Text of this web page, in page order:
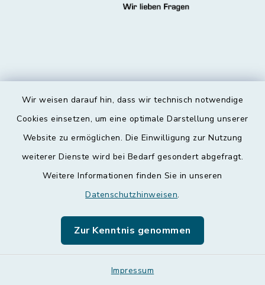
Wir weisen darauf hin, dass wir technisch notwendige
Cookies einsetzen, um eine optimale Darstellung unserer
Website zu ermöglichen. Die Einwilligung zur Nutzung
weiterer Dienste wird bei Bedarf gesondert abgefragt.
Weitere Informationen finden Sie in unseren
Datenschutzhinweisen.
Zur Kenntnis genommen
Impressum
Kontakt
Datenschutz
Leichte Sprache
Sitemap